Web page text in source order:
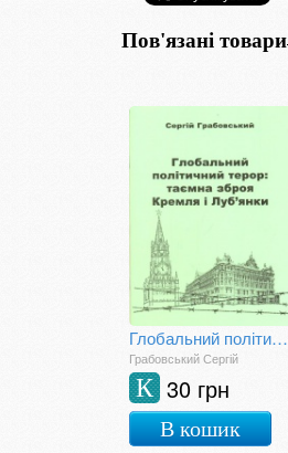
Пов'язані товари
Глобальний політичний терор: таємна зброя Кремля і Луб'янки
Грабовський Сергій
30 грн
К
В кошик